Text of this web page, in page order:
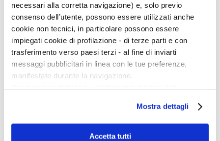
necessari alla corretta navigazione) e, solo previo
consenso dell’utente, possono essere utilizzati anche
cookie non tecnici, in particolare possono essere
impiegati cookie di profilazione - di terze parti e con
trasferimento verso paesi terzi - al fine di inviarti
messaggi pubblicitari in linea con le tue preferenze,
manifestate durante la navigazione.
scelte privacy sui cookie, ti invitiamo a prendere visione
dell’informativa cookie.
Chiudendo il banner tramite la “X” prosegui la
Mostra dettagli
Accetta tutti
1
2
Iconografia: